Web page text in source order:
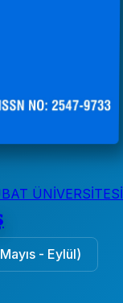
ÜNİVERSİTESİ
- Eylül)